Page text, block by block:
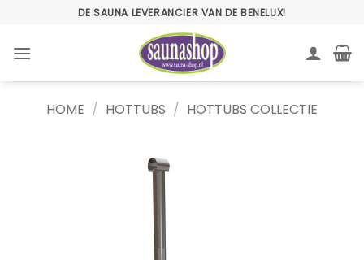
inhoud
DE SAUNA LEVERANCIER VAN DE BENELUX!
HOME / HOTTUBS / HOTTUBS COLLECTIE